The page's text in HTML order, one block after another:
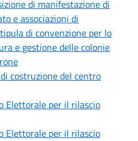
di manifestazione di
e associazioni di
di convenzione per lo
e gestione delle colonie
costruzione del centro
Elettorale per il rilascio
Elettorale per il rilascio